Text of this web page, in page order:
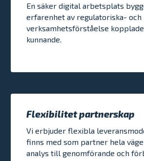
En säker digital arbetsplats
erfarenhet av regulatoriska- och
verksamhetsförståelse
kunnande.
Flexibilitet partnerskap
Vi erbjuder flexibla
finns med som partner hela
analys till genomförande och